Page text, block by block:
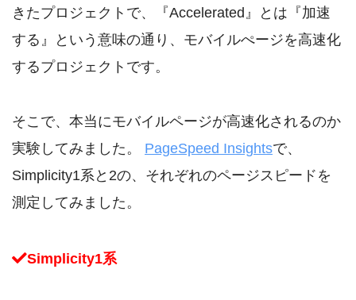
きたプロジェクトで、『Accelerated』とは『加速
する』という意味の通り、モバイルぺージを高速化
するプロジェクトです。
そこで、本当にモバイルページが高速化されるのか
実験してみました。 PageSpeed Insightsで、
Simplicity1系と2の、それぞれのページスピードを
測定してみました。
Simplicity1系